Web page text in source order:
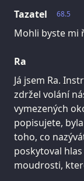
68.5
Tazatel
Mohli byste mi
Ra
Já jsem Ra.
zdržel volání
vymezených
popisujete,
toho, co
poskytoval
moudrosti,